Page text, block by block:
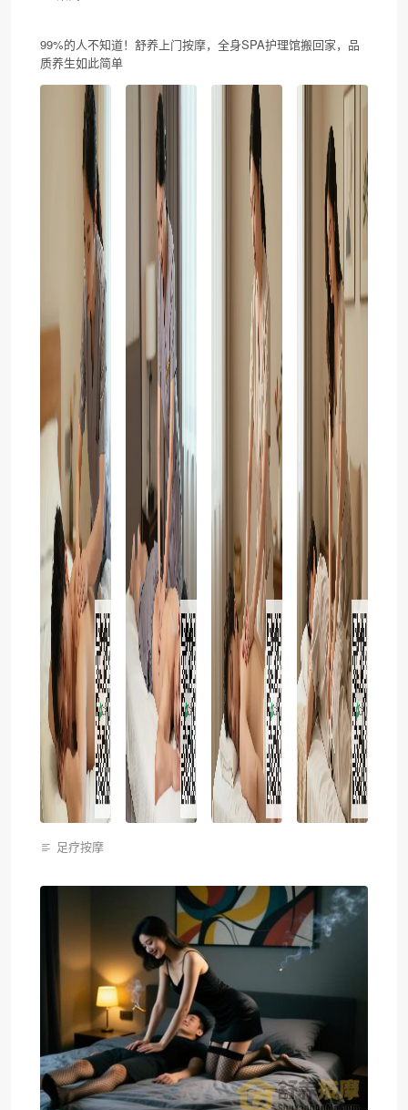
99%的人不知道！舒养上门按摩，全身SPA护理馆搬回家，品
质养生如此简单
足疗按摩